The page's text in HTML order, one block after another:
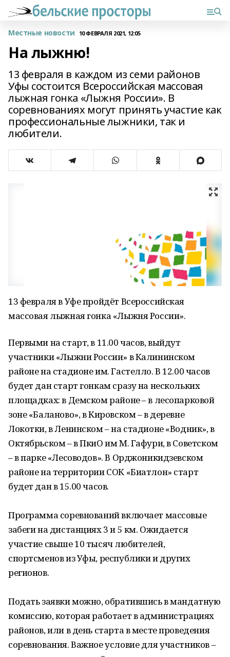
Местные новости 10 ФЕВРАЛЯ 2021, 12:05
На лыжню!
13 февраля в каждом из семи районов
Уфы состоится Всероссийская массовая
лыжная гонка «Лыжня России». В
соревнованиях могут принять участие как
профессиональные лыжники, так и
любители.
13 февраля в Уфе пройдёт Всероссийская
массовая лыжная гонка «Лыжня России».
Первыми на старт, в 11.00 часов, выйдут
участники «Лыжни России» в Калининском
районе на стадионе им. Гастелло. В 12.00 часов
будет дан старт гонкам сразу на нескольких
площадках: в Демском районе – в лесопарковой
зоне «Баланово», в Кировском – в деревне
Локотки, в Ленинском – на стадионе «Водник», в
Октябрьском – в ПкиО им М. Гафури, в Советском
– в парке «Лесоводов». В Орджоникидзевском
районе на территории СОК «Биатлон» старт
будет дан в 15.00 часов.
Программа соревнований включает массовые
забеги на дистанциях 3 и 5 км. Ожидается
участие свыше 10 тысяч любителей,
спортсменов из Уфы, республики и других
регионов.
Подать заявки можно, обратившись в мандатную
комиссию, которая работает в администрациях
районов, или в день старта в месте проведения
соревнования. Важное условие для участников –